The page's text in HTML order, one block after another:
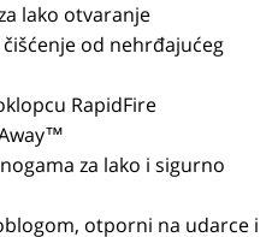
lako otvaranje
od nehrđajućeg
RapidFire
za lako i sigurno
otporni na udarce i